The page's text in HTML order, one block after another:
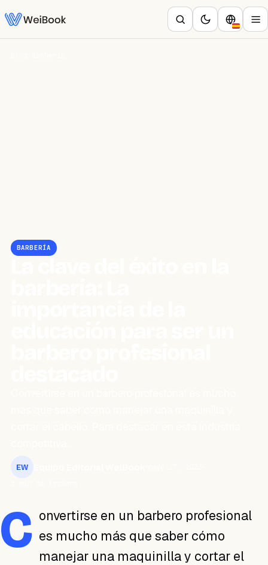
BARBERÍA
EW
C onvertirse en un barbero profesional
es mucho más que saber cómo
manejar una maquinilla y cortar el